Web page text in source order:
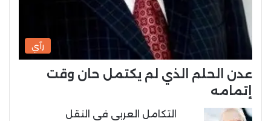
رآي
عدن الحلم الذي لم يكتمل حان وقت
إتمامه
التكامل العربي في النقل